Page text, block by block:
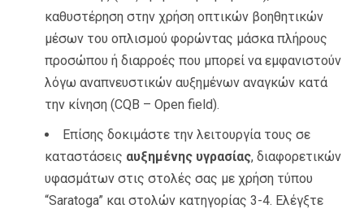
καθυστέρηση στην χρήση οπτικών βοηθητικών
μέσων του οπλισμού φορώντας μάσκα πλήρους
προσώπου ή διαρροές που μπορεί να εμφανιστούν
λόγω αναπνευστικών αυξημένων αναγκών κατά
την κίνηση (CQB – Open field).
Επίσης δοκιμάστε την λειτουργία τους σε
καταστάσεις αυξημένης υγρασίας, διαφορετικών
υφασμάτων στις στολές σας με χρήση τύπου
“Saratoga” και στολών κατηγορίας 3-4. Ελέγξτε